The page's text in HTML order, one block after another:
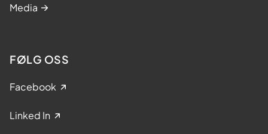
Media
FØLG OSS
Facebook
Linked In